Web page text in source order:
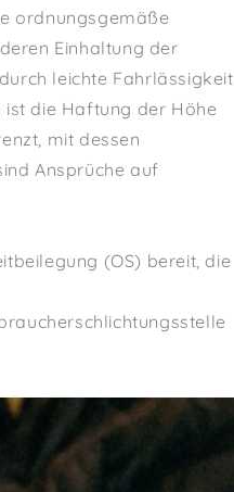
ordnungsgemäße
Einhaltung der
leichte Fahrlässigkeit
die Haftung der Höhe
mit dessen
Ansprüche auf
(OS) bereit, die